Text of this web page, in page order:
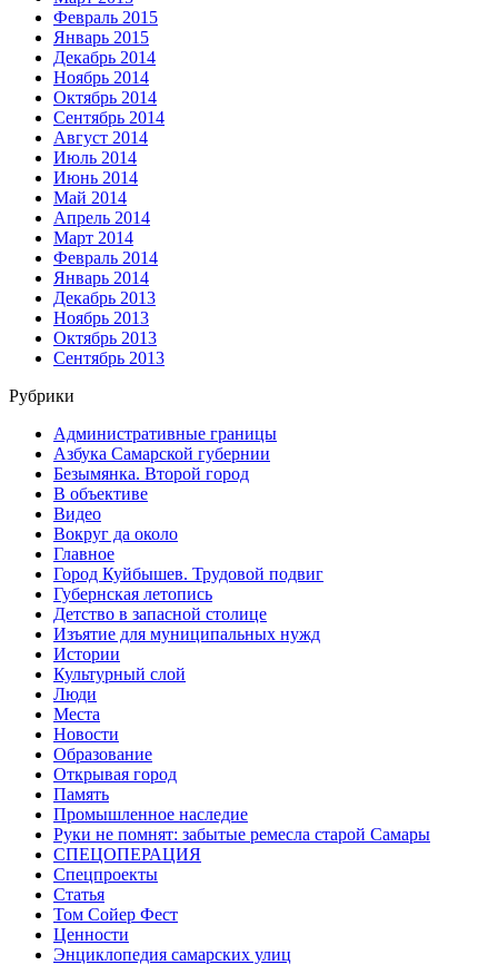
Февраль 2015
Январь 2015
Декабрь 2014
Ноябрь 2014
Октябрь 2014
Сентябрь 2014
Август 2014
Июль 2014
Июнь 2014
Май 2014
Апрель 2014
Март 2014
Февраль 2014
Январь 2014
Декабрь 2013
Ноябрь 2013
Октябрь 2013
Сентябрь 2013
Рубрики
Административные границы
Азбука Самарской губернии
Безымянка. Второй город
В объективе
Видео
Вокруг да около
Главное
Город Куйбышев. Трудовой подвиг
Губернская летопись
Детство в запасной столице
Изъятие для муниципальных нужд
Истории
Культурный слой
Люди
Места
Новости
Образование
Открывая город
Память
Промышленное наследие
Руки не помнят: забытые ремесла старой Самары
СПЕЦОПЕРАЦИЯ
Спецпроекты
Статья
Том Сойер Фест
Ценности
Энциклопедия самарских улиц